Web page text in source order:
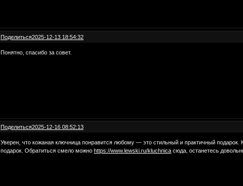
Поделиться2025-12-13 18:54:32
Понятно, спасибо за совет.
Поделиться2025-12-16 08:52:13
Уверен, что кожаная ключница понравится любому — это стильный и практичный подарок.
подарок. Обратиться смело можноhttps://www.lewski.ru/kluchnica сюда, останетесь